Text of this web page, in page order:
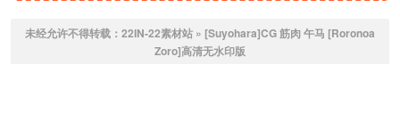
未经允许不得转载： 22IN-22素材站 » [Suyohara]CG 筋肉 午马 [Roronoa
Zoro]高清无水印版